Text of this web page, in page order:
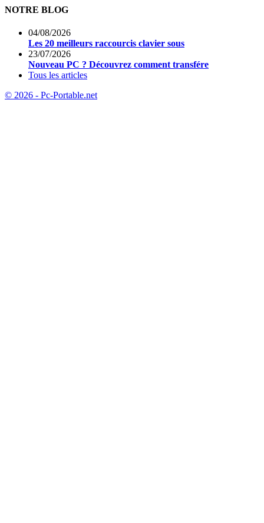
NOTRE BLOG
04/08/2026
Les 20 meilleurs raccourcis clavier sous
23/07/2026
Nouveau PC ? Découvrez comment transfére
Tous les articles
© 2026 - Pc-Portable.net